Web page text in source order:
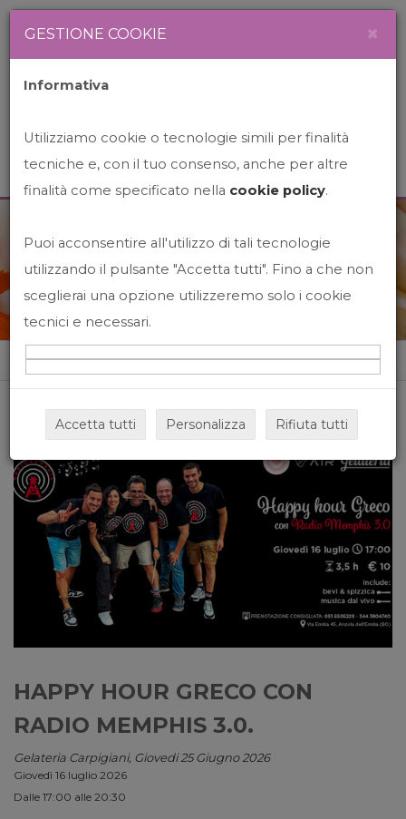
News&Events
Home News&events
HAPPY HOUR GRECO CON
RADIO MEMPHIS 3.0.
Gelateria Carpigiani, Giovedi 25 Giugno 2026
Giovedì 16 luglio 2026
Dalle 17:00 alle 20:30
GESTIONE COOKIE ×
Informativa
Utilizziamo cookie o tecnologie simili per finalità
tecniche e, con il tuo consenso, anche per altre
finalità come specificato nella cookie policy.
Puoi acconsentire all'utilizzo di tali tecnologie
utilizzando il pulsante "Accetta tutti". Fino a che non
sceglierai una opzione utilizzeremo solo i cookie
tecnici e necessari.
Accetta tutti Personalizza Rifiuta tutti